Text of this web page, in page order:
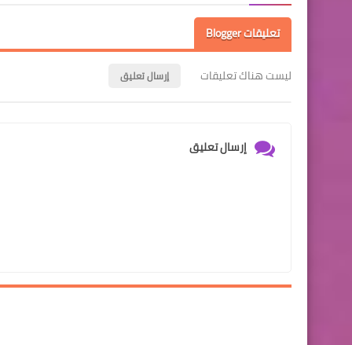
تعليقات Blogger
ليست هناك تعليقات إرسال تعليق
إرسال تعليق